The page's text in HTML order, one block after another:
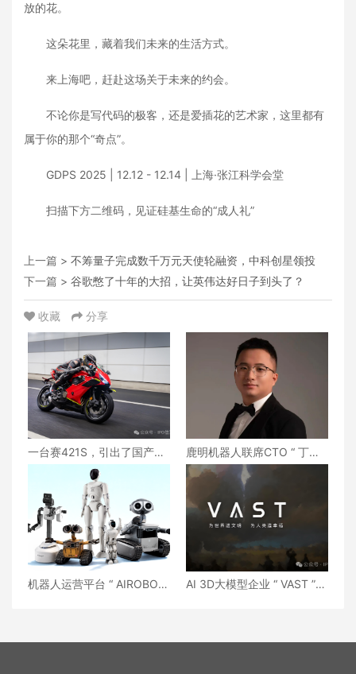
放的花。
这朵花里，藏着我们未来的生活方式。
来上海吧，赶赴这场关于未来的约会。
不论你是写代码的极客，还是爱插花的艺术家，这里都有
属于你的那个“奇点”。
GDPS 2025 | 12.12 - 12.14 | 上海·张江科学会堂
扫描下方二维码，见证硅基生命的“成人礼”
上一篇 > 不筹量子完成数千万元天使轮融资，中科创星领投
下一篇 > 谷歌憋了十年的大招，让英伟达好日子到头了？
收藏 分享
一台赛421S，引出了国产摩
托更重要的问题
鹿明机器人联席CTO “ 丁琰 ”
离职
机器人运营平台 “ AIROBO ”
AI 3D大模型企业 “ VAST ”